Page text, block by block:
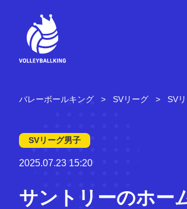
バレーボールキング SVリーグ SV
SVリーグ男子
2025.07.23 15:20
サントリーのホー